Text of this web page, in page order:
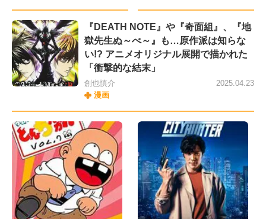
『DEATH NOTE』や『奇面組』、『地
獄先生ぬ～べ～』も…原作派は知らな
い!? アニメオリジナル展開で描かれた
「衝撃的な結末」
創也慎介
漫画
2025.04.23